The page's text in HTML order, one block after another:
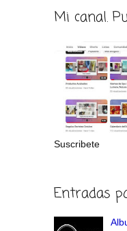
Mi canal.
Suscribete
Entradas